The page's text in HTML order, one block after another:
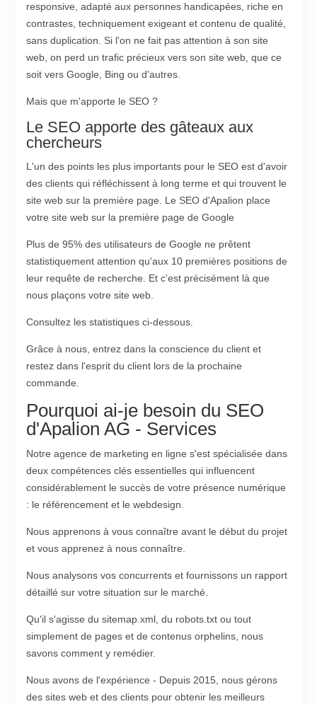
responsive, adapté aux personnes handicapées, riche en
contrastes, techniquement exigeant et contenu de qualité,
sans duplication. Si l'on ne fait pas attention à son site
web, on perd un trafic précieux vers son site web, que ce
soit vers Google, Bing ou d'autres.
Mais que m'apporte le SEO ?
Le SEO apporte des gâteaux aux
chercheurs
L'un des points les plus importants pour le SEO est d'avoir
des clients qui réfléchissent à long terme et qui trouvent le
site web sur la première page. Le SEO d'Apalion place
votre site web sur la première page de Google
Plus de 95% des utilisateurs de Google ne prêtent
statistiquement attention qu'aux 10 premières positions de
leur requête de recherche. Et c'est précisément là que
nous plaçons votre site web.
Consultez les statistiques ci-dessous.
Grâce à nous, entrez dans la conscience du client et
restez dans l'esprit du client lors de la prochaine
commande.
Pourquoi ai-je besoin du SEO
d'Apalion AG - Services
Notre agence de marketing en ligne s'est spécialisée dans
deux compétences clés essentielles qui influencent
considérablement le succès de votre présence numérique
: le référencement et le webdesign.
Nous apprenons à vous connaître avant le début du projet
et vous apprenez à nous connaître.
Nous analysons vos concurrents et fournissons un rapport
détaillé sur votre situation sur le marché.
Qu'il s'agisse du sitemap.xml, du robots.txt ou tout
simplement de pages et de contenus orphelins, nous
savons comment y remédier.
Nous avons de l'expérience - Depuis 2015, nous gérons
des sites web et des clients pour obtenir les meilleurs